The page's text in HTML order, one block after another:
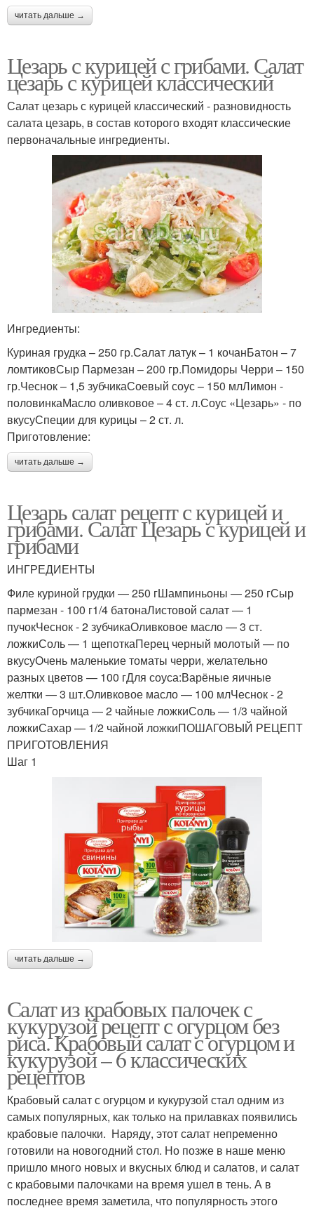
читать дальше →
Цезарь с курицей с грибами. Салат
цезарь с курицей классический
Салат цезарь с курицей классический - разновидность
салата цезарь, в состав которого входят классические
первоначальные ингредиенты.
Ингредиенты:
Куриная грудка – 250 гр.Салат латук – 1 кочанБатон – 7
ломтиковСыр Пармезан – 200 гр.Помидоры Черри – 150
гр.Чеснок – 1,5 зубчикаСоевый соус – 150 млЛимон -
половинкаМасло оливковое – 4 ст. л.Соус «Цезарь» - по
вкусуСпеции для курицы – 2 ст. л.
Приготовление:
читать дальше →
Цезарь салат рецепт с курицей и
грибами. Салат Цезарь с курицей и
грибами
ИНГРЕДИЕНТЫ
Филе куриной грудки — 250 гШампиньоны — 250 гСыр
пармезан - 100 г1/4 батонаЛистовой салат — 1
пучокЧеснок - 2 зубчикаОливковое масло — 3 ст.
ложкиСоль — 1 щепоткаПерец черный молотый — по
вкусуОчень маленькие томаты черри, желательно
разных цветов — 100 гДля соуса:Варёные яичные
желтки — 3 шт.Оливковое масло — 100 млЧеснок - 2
зубчикаГорчица — 2 чайные ложкиСоль — 1/3 чайной
ложкиСахар — 1/2 чайной ложкиПОШАГОВЫЙ РЕЦЕПТ
ПРИГОТОВЛЕНИЯ
Шаг 1
читать дальше →
Салат из крабовых палочек с
кукурузой рецепт с огурцом без
риса. Крабовый салат с огурцом и
кукурузой – 6 классических
рецептов
Крабовый салат с огурцом и кукурузой стал одним из
самых популярных, как только на прилавках появились
крабовые палочки. Наряду, этот салат непременно
готовили на новогодний стол. Но позже в наше меню
пришло много новых и вкусных блюд и салатов, и салат
с крабовыми палочками на время ушел в тень. А в
последнее время заметила, что популярность этого